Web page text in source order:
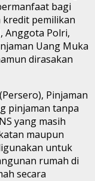
bagi
kredit pemilikan
Anggota Polri,
Uang Muka
dirasakan
Pinjaman
pinjaman tanpa
yang masih
maupun
untuk
rumah di
secara